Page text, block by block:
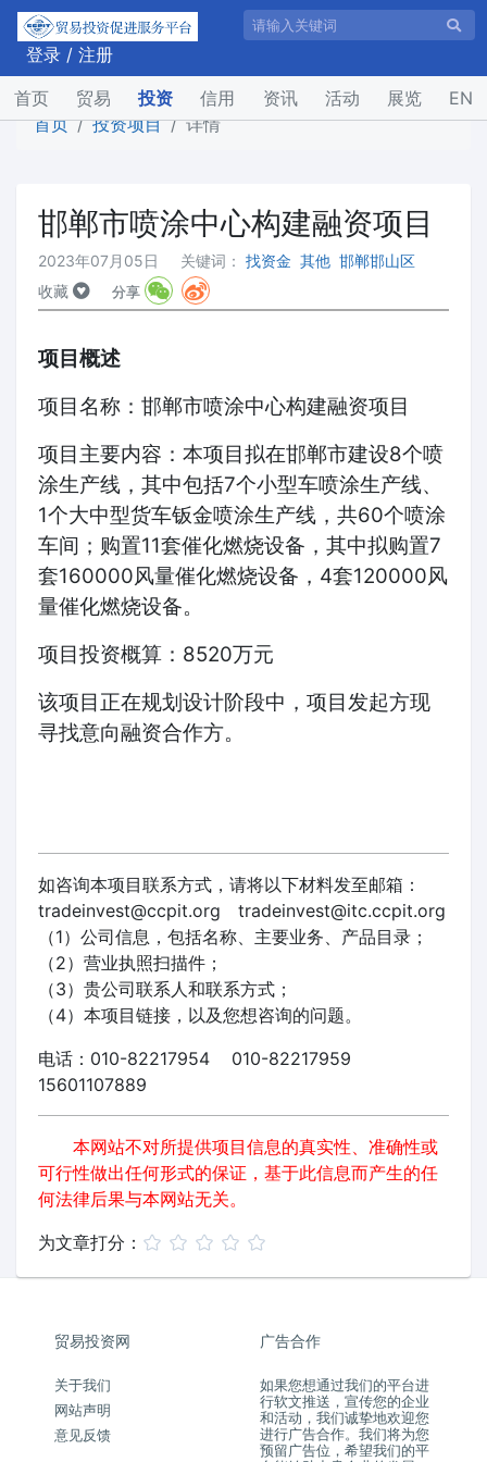
登录 / 注册
首页(current)
贸易 投资 信用 资讯 活动 展览
EN
首页
投资项目 详情
邯郸市喷涂中心构建融资项目
2023年07月05日 关键词： 找资金 其他 邯郸邯山区
收藏
分享
项目概述
项目名称：邯郸市喷涂中心构建融资项目
项目主要内容：本项目拟在邯郸市建设8个喷
涂生产线，其中包括7个小型车喷涂生产线、
1个大中型货车钣金喷涂生产线，共60个喷涂
车间；购置11套催化燃烧设备，其中拟购置7
套160000风量催化燃烧设备，4套120000风
量催化燃烧设备。
项目投资概算：8520万元
该项目正在规划设计阶段中，项目发起方现
寻找意向融资合作方。
如咨询本项目联系方式，请将以下材料发至邮箱：
tradeinvest@ccpit.org tradeinvest@itc.ccpit.org
（1）公司信息，包括名称、主要业务、产品目录；
（2）营业执照扫描件；
（3）贵公司联系人和联系方式；
（4）本项目链接，以及您想咨询的问题。
电话：010-82217954 010-82217959
15601107889
本网站不对所提供项目信息的真实性、准确性或
可行性做出任何形式的保证，基于此信息而产生的任
何法律后果与本网站无关。
为文章打分：
贸易投资网
关于我们
网站声明
意见反馈
广告合作
如果您想通过我们的平台进
行软文推送，宣传您的企业
和活动，我们诚挚地欢迎您
进行广告合作。我们将为您
预留广告位，希望我们的平